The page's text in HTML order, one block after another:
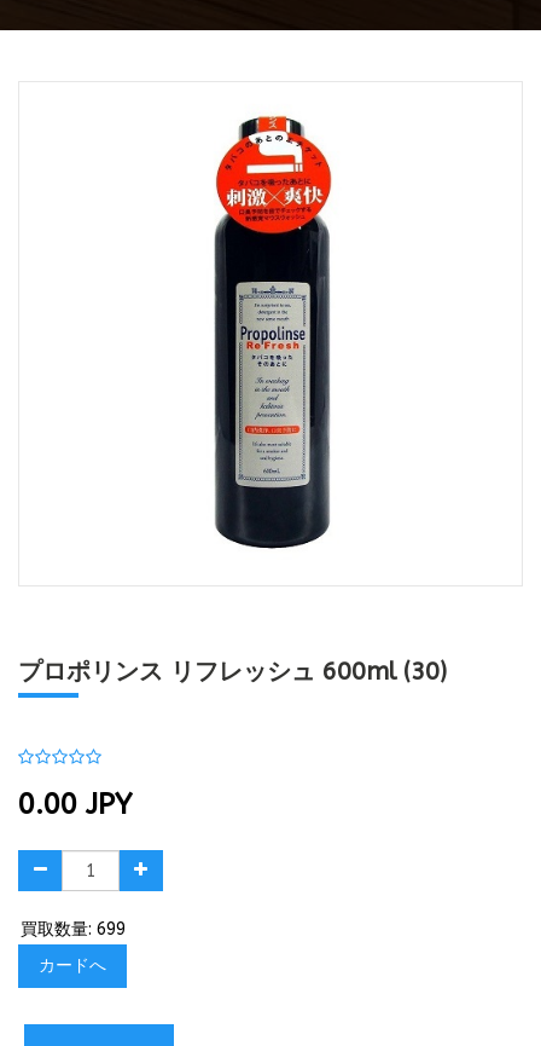
プロポリンス リフレッシュ 600ml (30)
0.00 JPY
買取数量: 699
カードへ